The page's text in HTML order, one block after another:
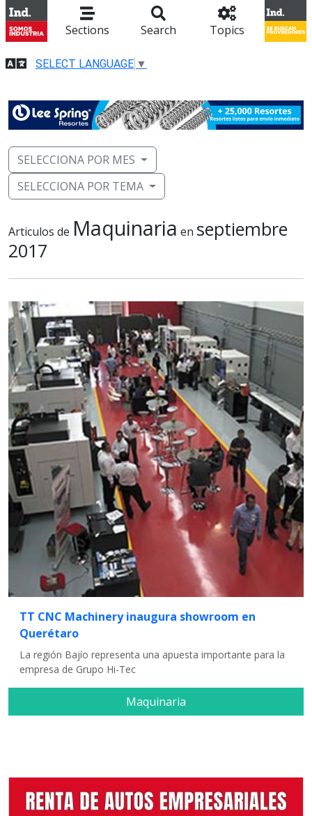
Sections Search Topics
SELECT LANGUAGE ▼
SELECCIONA POR MES
SELECCIONA POR TEMA
Articulos de Maquinaria en septiembre
2017
TT CNC Machinery inaugura showroom en
Querétaro
La región Bajío representa una apuesta importante para la
empresa de Grupo Hi-Tec
Maquinaria